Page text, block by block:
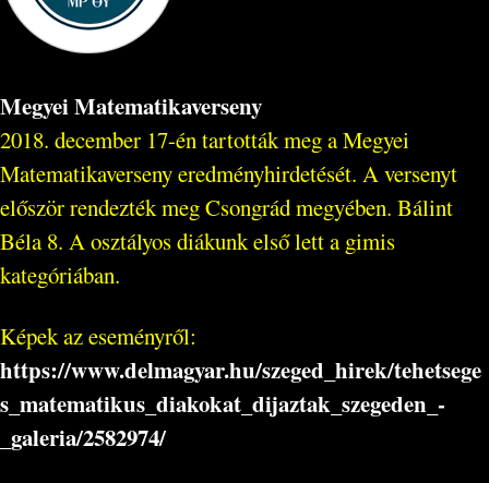
Megyei Matematikaverseny
2018. december 17-én tartották meg a Megyei
Matematikaverseny eredményhirdetését. A versenyt
először rendezték meg Csongrád megyében. Bálint
Béla 8. A osztályos diákunk első lett a gimis
kategóriában.
Képek az eseményről:
https://www.delmagyar.hu/szeged_hirek/tehetsege
s_matematikus_diakokat_dijaztak_szegeden_-
_galeria/2582974/